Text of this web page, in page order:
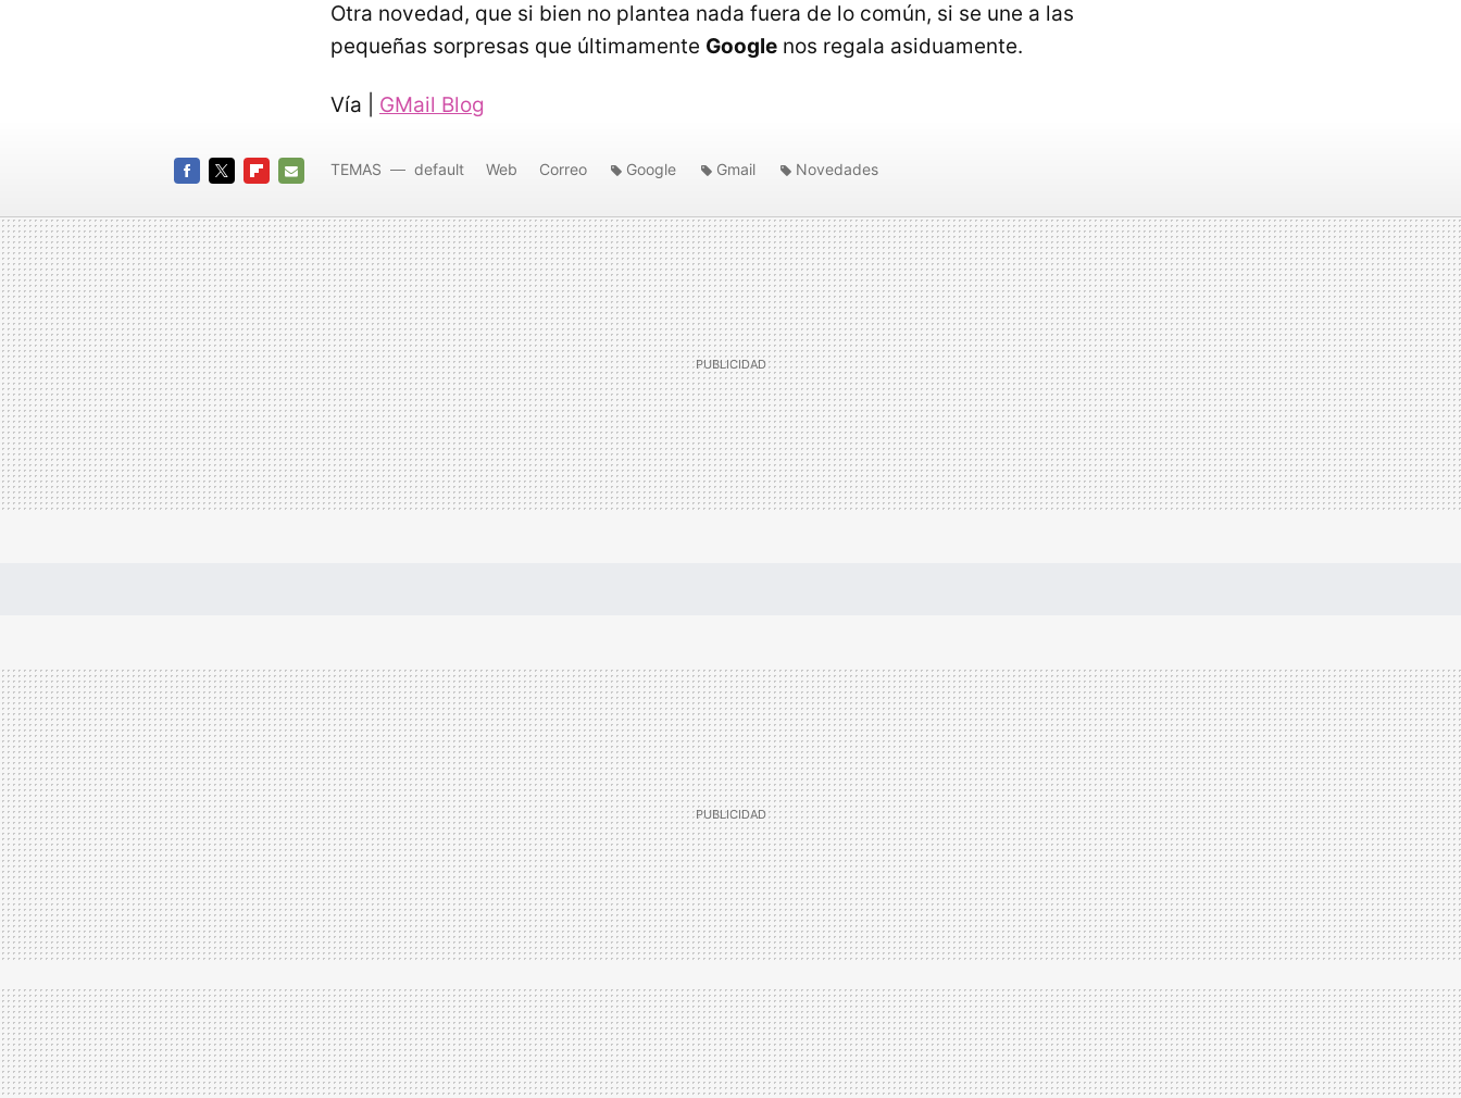
Otra novedad, que si bien no plantea nada fuera de lo común, si se une a las
pequeñas sorpresas que últimamente Google nos regala asiduamente.
Vía | GMail Blog
MAIL
TEMAS default Web Correo Google Gmail Novedades